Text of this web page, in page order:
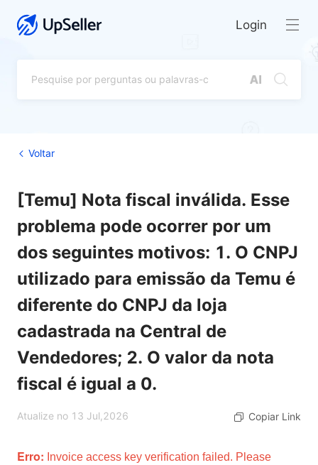
Login
Voltar
[Temu] Nota fiscal inválida. Esse
problema pode ocorrer por um
dos seguintes motivos: 1. O CNPJ
utilizado para emissão da Temu é
diferente do CNPJ da loja
cadastrada na Central de
Vendedores; 2. O valor da nota
fiscal é igual a 0.
Atualize no 13 Jul,2026 Copiar Link
Erro: Invoice access key verification failed. Please